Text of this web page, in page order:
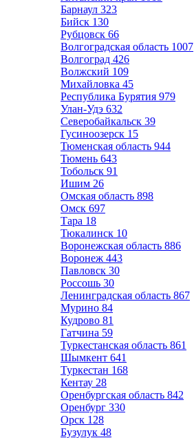
Барнаул 323
Бийск 130
Рубцовск 66
Волгоградская область 1007
Волгоград 426
Волжский 109
Михайловка 45
Республика Бурятия 979
Улан-Удэ 632
Северобайкальск 39
Гусиноозерск 15
Тюменская область 944
Тюмень 643
Тобольск 91
Ишим 26
Омская область 898
Омск 697
Тара 18
Тюкалинск 10
Воронежская область 886
Воронеж 443
Павловск 30
Россошь 30
Ленинградская область 867
Мурино 84
Кудрово 81
Гатчина 59
Туркестанская область 861
Шымкент 641
Туркестан 168
Кентау 28
Оренбургская область 842
Оренбург 330
Орск 128
Бузулук 48